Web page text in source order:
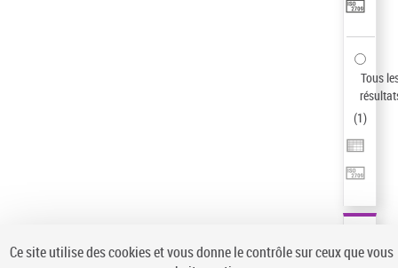
Tous
(1)
Ce site utilise des cookies et vous donne le contrôle sur ceux que vous